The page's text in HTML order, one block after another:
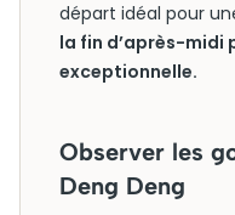
départ idéal pour
la fin d’après-midi
exceptionnelle.
Observer les
Deng Deng